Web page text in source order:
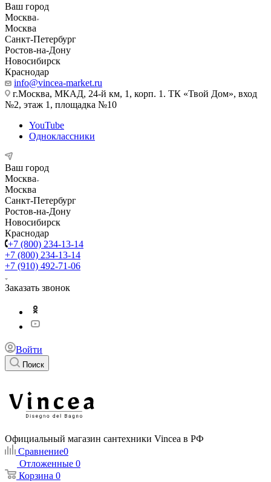
Ваш город
Москва
Москва
Санкт-Петербург
Ростов-на-Дону
Новосибирск
Краснодар
info@vincea-market.ru
г.Москва, МКАД, 24-й км, 1, корп. 1. ТК «Твой Дом», вход
№2, этаж 1, площадка №10
YouTube
Одноклассники
Ваш город
Москва
Москва
Санкт-Петербург
Ростов-на-Дону
Новосибирск
Краснодар
+7 (800) 234-13-14
+7 (800) 234-13-14
+7 (910) 492-71-06
Заказать звонок
Войти
Поиск
Официальный магазин сантехники Vincea в РФ
Сравнение0
Отложенные 0
Корзина 0